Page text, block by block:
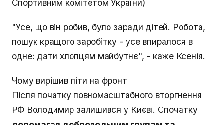
Спортивним комітетом України)
"Усе, що він робив, було заради дітей. Робота,
пошук кращого заробітку - усе впиралося в
одне: дати хлопцям майбутнє", - каже Ксенія.
Чому вирішив піти на фронт
Після початку повномасштабного вторгнення
РФ Володимир залишився у Києві. Спочатку